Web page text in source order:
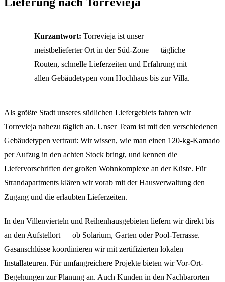
Kurzantwort: Torrevieja ist unser
meistbelieferter Ort in der Süd-Zone — tägliche
Routen, schnelle Lieferzeiten und Erfahrung mit
allen Gebäudetypen vom Hochhaus bis zur Villa.
Als größte Stadt unseres südlichen Liefergebiets fahren wir
Torrevieja nahezu täglich an. Unser Team ist mit den verschiedenen
Gebäudetypen vertraut: Wir wissen, wie man einen 120-kg-Kamado
per Aufzug in den achten Stock bringt, und kennen die
Liefervorschriften der großen Wohnkomplexe an der Küste. Für
Strandapartments klären wir vorab mit der Hausverwaltung den
Zugang und die erlaubten Lieferzeiten.
In den Villenvierteln und Reihenhausgebieten liefern wir direkt bis
an den Aufstellort — ob Solarium, Garten oder Pool-Terrasse.
Gasanschlüsse koordinieren wir mit zertifizierten lokalen
Installateuren. Für umfangreichere Projekte bieten wir Vor-Ort-
Begehungen zur Planung an. Auch Kunden in den Nachbarorten